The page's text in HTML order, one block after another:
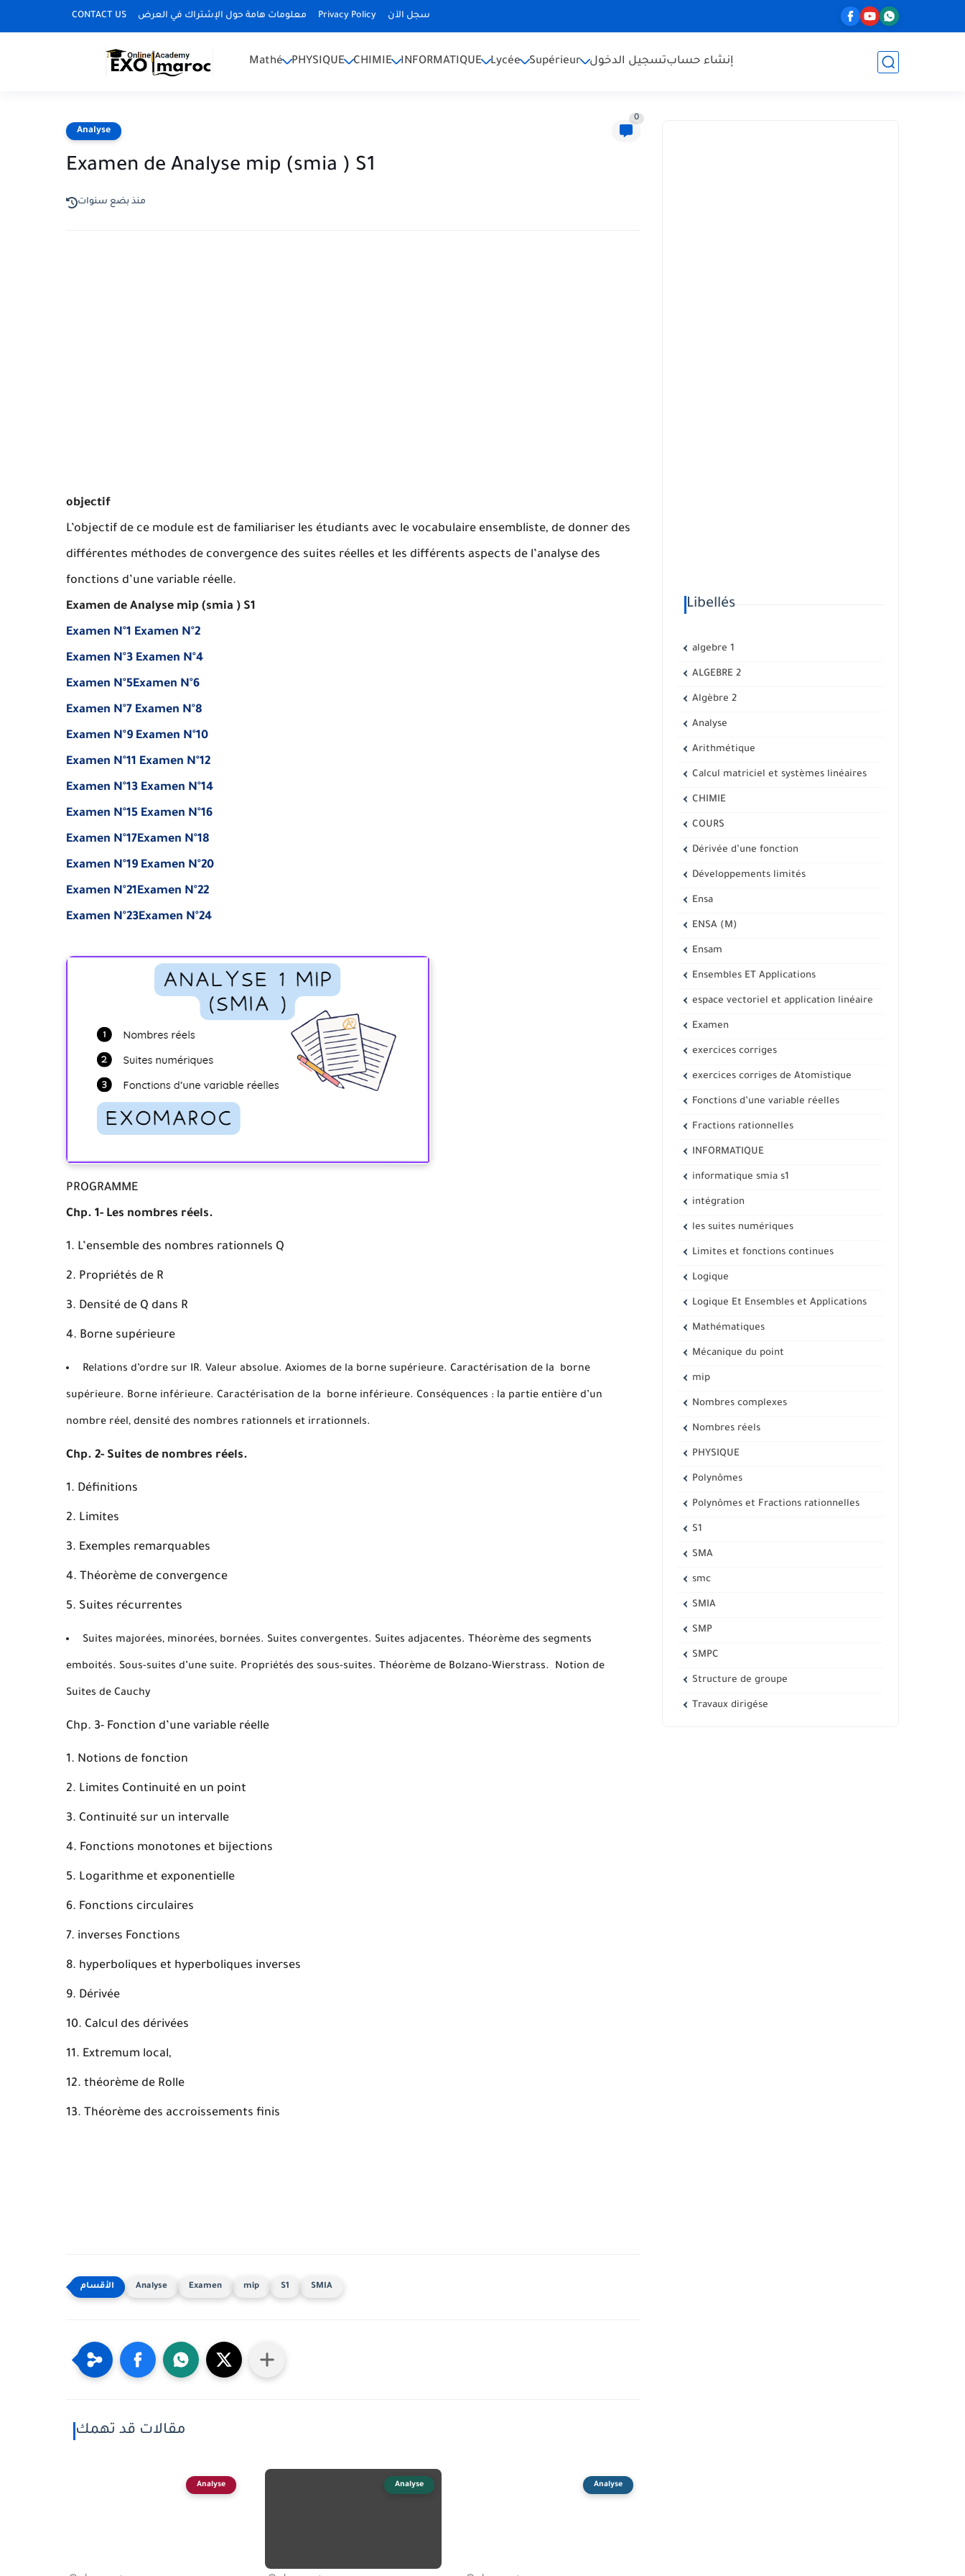
CONTACT US معلومات هامة حول الإشتراك في العرض Privacy Policy سجل الآن
Mathé PHYSIQUE CHIMIE INFORMATIQUE Lycée Supérieur تسجيل الدخولإنشاء حساب
Analyse
0
Examen de Analyse mip (smia ) S1
منذ بضع سنوات
objectif
L’objectif de ce module est de familiariser les étudiants avec le vocabulaire ensembliste, de donner des
différentes méthodes de convergence des suites réelles et les différents aspects de l’analyse des
fonctions d’une variable réelle.
Examen de Analyse mip (smia ) S1
Examen N°1 Examen N°2
Examen N°3 Examen N°4
Examen N°5Examen N°6
Examen N°7 Examen N°8
Examen N°9 Examen N°10
Examen N°11 Examen N°12
Examen N°13 Examen N°14
Examen N°15 Examen N°16
Examen N°17Examen N°18
Examen N°19 Examen N°20
Examen N°21Examen N°22
Examen N°23Examen N°24
PROGRAMME
Chp. 1- Les nombres réels.
L’ensemble des nombres rationnels Q
Propriétés de R
Densité de Q dans R
Borne supérieure
Relations d’ordre sur IR. Valeur absolue. Axiomes de la borne supérieure. Caractérisation de la borne
supérieure. Borne inférieure. Caractérisation de la borne inférieure. Conséquences : la partie entière d’un
nombre réel, densité des nombres rationnels et irrationnels.
Chp. 2- Suites de nombres réels.
Définitions
Limites
Exemples remarquables
Théorème de convergence
Suites récurrentes
Suites majorées, minorées, bornées. Suites convergentes. Suites adjacentes. Théorème des segments
emboités. Sous-suites d’une suite. Propriétés des sous-suites. Théorème de Bolzano-Wierstrass. Notion de
Suites de Cauchy
Chp. 3- Fonction d’une variable réelle
Notions de fonction
Limites Continuité en un point
Continuité sur un intervalle
Fonctions monotones et bijections
Logarithme et exponentielle
Fonctions circulaires
inverses Fonctions
hyperboliques et hyperboliques inverses
Dérivée
Calcul des dérivées
Extremum local,
théorème de Rolle
Théorème des accroissements finis
Analyse Examen mip S1 SMIA
مقالات قد تهمك
Analyse Analyse Analyse
Libellés
algebre 1
ALGEBRE 2
Algèbre 2
Analyse
Arithmétique
Calcul matriciel et systèmes linéaires
CHIMIE
COURS
Dérivée d’une fonction
Développements limités
Ensa
ENSA (M)
Ensam
Ensembles ET Applications
espace vectoriel et application linéaire
Examen
exercices corriges
exercices corriges de Atomistique
Fonctions d’une variable réelles
Fractions rationnelles
INFORMATIQUE
informatique smia s1
intégration
les suites numériques
Limites et fonctions continues
Logique
Logique Et Ensembles et Applications
Mathématiques
Mécanique du point
mip
Nombres complexes
Nombres réels
PHYSIQUE
Polynômes
Polynômes et Fractions rationnelles
S1
SMA
smc
SMIA
SMP
SMPC
Structure de groupe
Travaux dirigése